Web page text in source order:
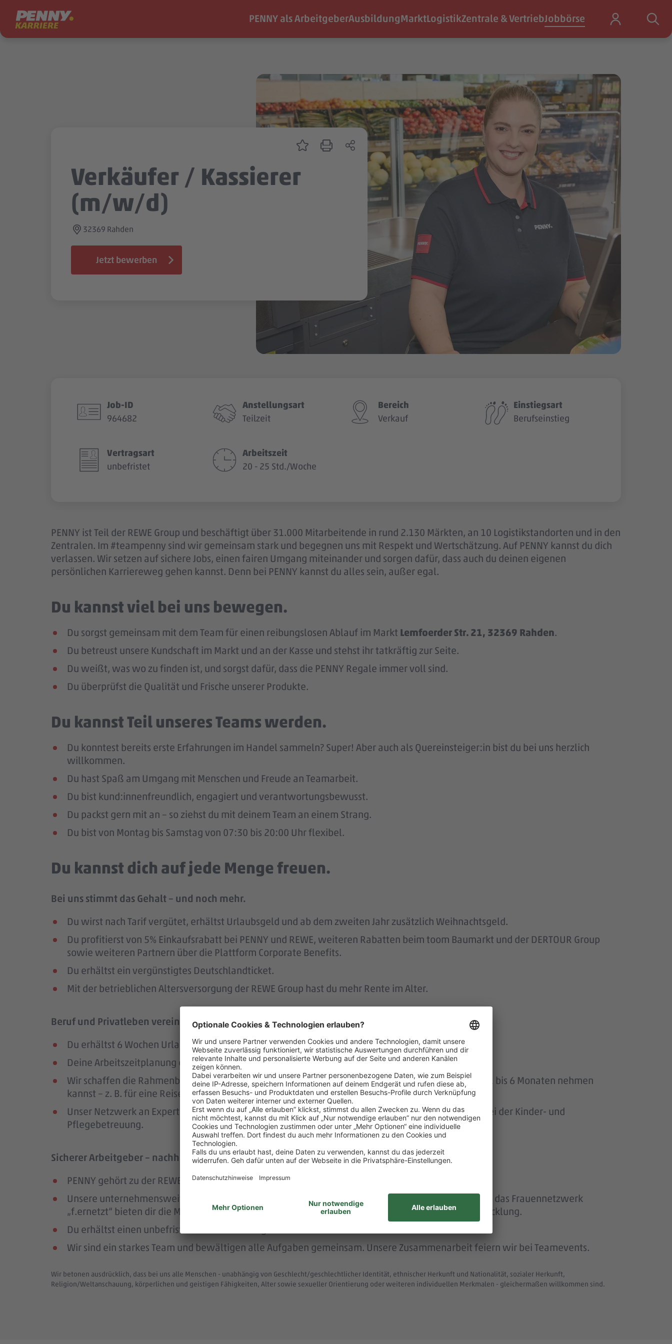
Zum Inhalt springen PENNY als ArbeitgeberAusbildungMarktLogistikZentrale & VertriebJobbörse
Verkäufer / Kassierer
(m/w/d)
32369 Rahden
Jetzt bewerben
Job-ID
964682
Anstellungsart
Teilzeit
Bereich
Verkauf
Einstiegsart
Berufseinstieg
Vertragsart
unbefristet
Arbeitszeit
20 - 25 Std./Woche
PENNY ist Teil der REWE Group und beschäftigt über 31.000 Mitarbeitende in rund 2.130 Märkten, an 10 Logistikstandorten und in den
Zentralen. Im #teampenny sind wir gemeinsam stark und begegnen uns mit Respekt und Wertschätzung. Auf PENNY kannst du dich
verlassen. Wir setzen auf sichere Jobs, einen fairen Umgang miteinander und sorgen dafür, dass auch du deinen eigenen
persönlichen Karriereweg gehen kannst. Denn bei PENNY kannst du alles sein, außer egal.
Du kannst viel bei uns bewegen.
Du sorgst gemeinsam mit dem Team für einen reibungslosen Ablauf im Markt Lemfoerder Str. 21, 32369 Rahden.
Du betreust unsere Kundschaft im Markt und an der Kasse und stehst ihr tatkräftig zur Seite.
Du weißt, was wo zu finden ist, und sorgst dafür, dass die PENNY Regale immer voll sind.
Du überprüfst die Qualität und Frische unserer Produkte.
Du kannst Teil unseres Teams werden.
Du konntest bereits erste Erfahrungen im Handel sammeln? Super! Aber auch als Quereinsteiger:in bist du bei uns herzlich
willkommen.
Du hast Spaß am Umgang mit Menschen und Freude an Teamarbeit.
Du bist kund:innenfreundlich, engagiert und verantwortungsbewusst.
Du packst gern mit an – so ziehst du mit deinem Team an einem Strang.
Du bist von Montag bis Samstag von 07:30 bis 20:00 Uhr flexibel.
Du kannst dich auf jede Menge freuen.
Bei uns stimmt das Gehalt – und noch mehr.
Du wirst nach Tarif vergütet, erhältst Urlaubsgeld und ab dem zweiten Jahr zusätzlich Weihnachtsgeld.
Du profitierst von 5% Einkaufsrabatt bei PENNY und REWE, weiteren Rabatten beim toom Baumarkt und der DERTOUR Group
sowie weiteren Partnern über die Plattform Corporate Benefits.
Du erhältst ein vergünstigtes Deutschlandticket.
Mit der betrieblichen Altersversorgung der REWE Group hast du mehr Rente im Alter.
Beruf und Privatleben vereinbaren – das unterstützen wir.
Du erhältst 6 Wochen Urlaub pro Jahr.
Deine Arbeitszeitplanung erfolgt in der Regel 2 Wochen im Voraus.
Wir schaffen die Rahmenbedingungen dafür, dass du dir nach 3 Jahren bei PENNY eine Auszeit von 1 bis 6 Monaten nehmen
kannst – z. B. für eine Reise oder einen Hausbau.
Unser Netzwerk an Expert:innen unterstützt dich durch die Vermittlung von Betreuungspersonen bei der Kinder- und
Pflegebetreuung.
Sicherer Arbeitgeber – nachhaltig und menschlich.
PENNY gehört zu der REWE Group, einem der größten Arbeitgeber Deutschlands.
Unsere unternehmensweiten Netzwerke wie das LGBTIQ-Netzwerk „DITO – different together“ und das Frauennetzwerk
„f.ernetzt“ bieten dir die Möglichkeit zum Austausch rund um Karriere und persönliche Weiterentwicklung.
Du erhältst einen unbefristeten Arbeitsvertrag.
Wir sind ein starkes Team und bewältigen alle Aufgaben gemeinsam. Unsere Zusammenarbeit feiern wir bei Teamevents.
Wir betonen ausdrücklich, dass bei uns alle Menschen - unabhängig von Geschlecht/geschlechtlicher Identität, ethnischer Herkunft und Nationalität, sozialer Herkunft,
Religion/Weltanschauung, körperlichen und geistigen Fähigkeiten, Alter sowie sexueller Orientierung oder weiteren individuellen Merkmalen - gleichermaßen willkommen sind.